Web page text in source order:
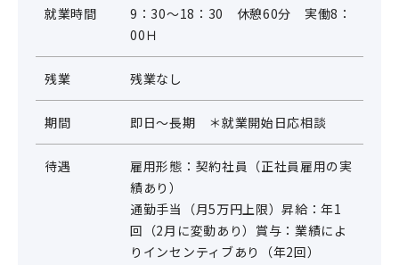
就業時間
9：30～18：30 休憩60分 実働8：
00Ｈ
残業 残業なし
期間 即日～長期 ＊就業開始日応相談
待遇
雇用形態：契約社員（正社員雇用の実
績あり）
通勤手当（月5万円上限）昇給：年1
回（2月に変動あり）賞与：業績によ
りインセンティブあり（年2回）